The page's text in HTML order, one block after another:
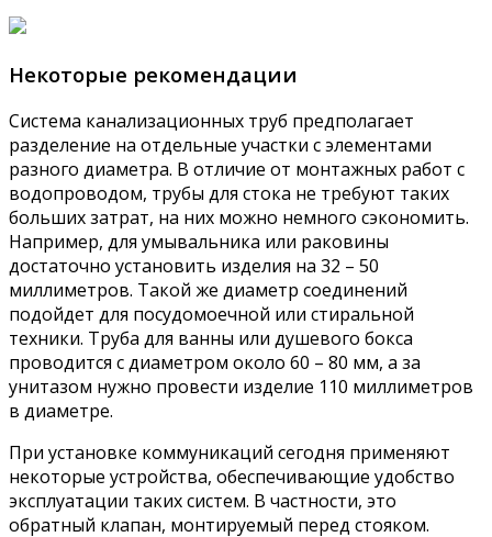
Некоторые рекомендации
Система канализационных труб предполагает
разделение на отдельные участки с элементами
разного диаметра. В отличие от монтажных работ с
водопроводом, трубы для стока не требуют таких
больших затрат, на них можно немного сэкономить.
Например, для умывальника или раковины
достаточно установить изделия на 32 – 50
миллиметров. Такой же диаметр соединений
подойдет для посудомоечной или стиральной
техники. Труба для ванны или душевого бокса
проводится с диаметром около 60 – 80 мм, а за
унитазом нужно провести изделие 110 миллиметров
в диаметре.
При установке коммуникаций сегодня применяют
некоторые устройства, обеспечивающие удобство
эксплуатации таких систем. В частности, это
обратный клапан, монтируемый перед стояком.